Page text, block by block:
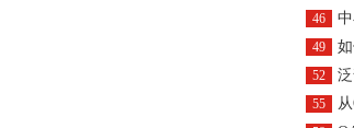
46
49
52
55